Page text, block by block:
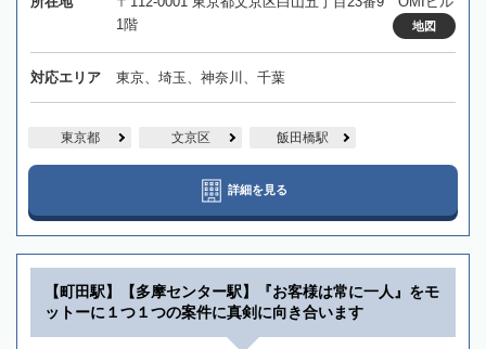
1階
地図
対応エリア 東京、埼玉、神奈川、千葉
東京都 文京区 飯田橋駅
詳細を見る
【町田駅】【多摩センター駅】『お客様は常に一人』をモ
ットーに１つ１つの案件に真剣に向き合います